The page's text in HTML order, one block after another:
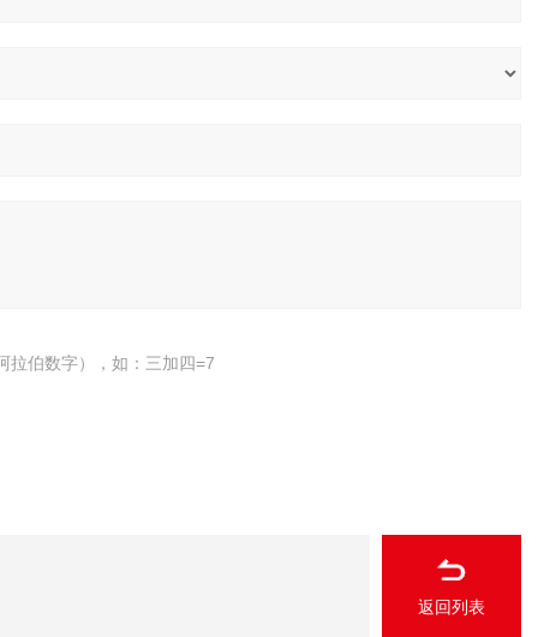
拉伯数字），如：三加四=7
返回列表